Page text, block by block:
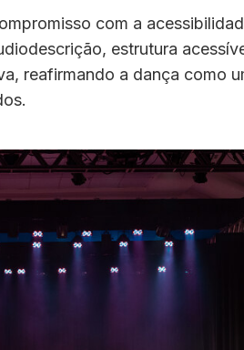
com a
estrutura
reafirmando a dança como